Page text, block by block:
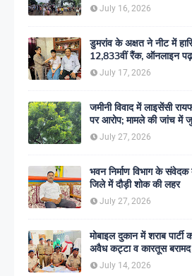
July 16, 2026
डुमरांव के अक्षत ने नीट में
12,833वीं रैंक, ऑनलाइन
इतिहास
July 17, 2026
जमीनी विवाद में लाइसेंसी
पर आरोप; मामले की जांच में
July 27, 2026
भवन निर्माण विभाग के
जिले में दौड़ी शोक की लहर
July 27, 2026
मोबाइल दुकान में शराब
अवैध कट्टा व कारतूस बरामद
July 14, 2026